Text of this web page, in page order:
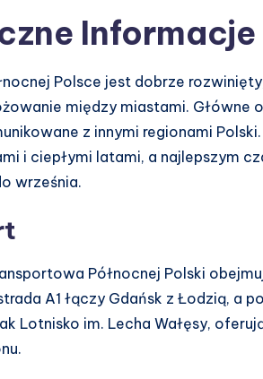
Informacje
Polsce jest dobrze
między miastami. Główne
z innymi regionami
i ciepłymi latami, a najlepszym
września.
Północnej Polski
A1 łączy Gdańsk z Łodzią, a
Lotnisko im. Lecha Wałęsy,